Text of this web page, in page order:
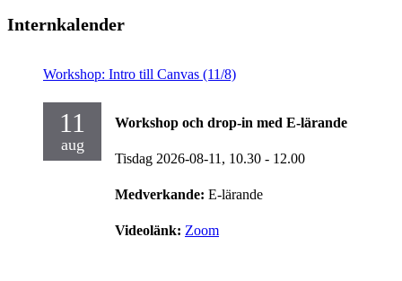
Internkalender
Workshop: Intro till Canvas (11/8)
11
aug
Workshop och drop-in med E-lärande
Tisdag 2026-08-11, 10.30 - 12.00
Medverkande: E-lärande
Videolänk: Zoom